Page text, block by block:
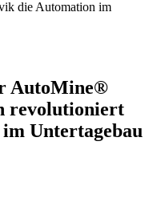
die Automation im
AutoMine®
revolutioniert
Untertagebau